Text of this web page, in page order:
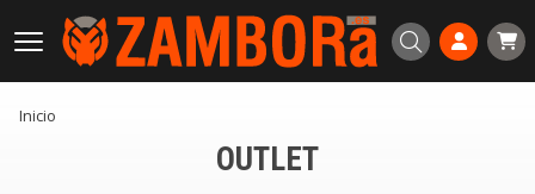
Buscar
Inicio
OUTLET